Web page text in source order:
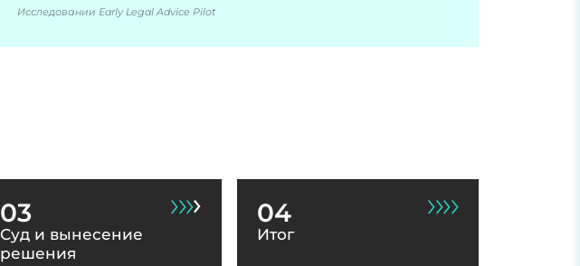
Исследовании Early Legal Advice Pilot
03
Суд и вынесение
решения
04
Итог